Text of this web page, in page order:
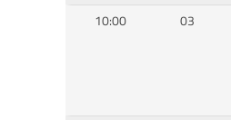
10:00 03